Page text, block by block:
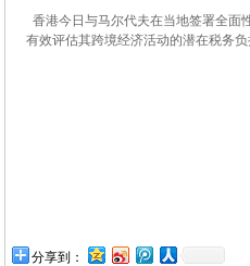
香港今日与马尔代夫在当地签署全面
有效评估其跨境经济活动的潜在税务负
分享到：